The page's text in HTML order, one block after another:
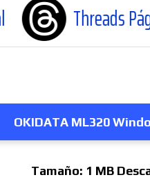
Página Oficial
OKIDATA ML320
Tamaño: 1 MB